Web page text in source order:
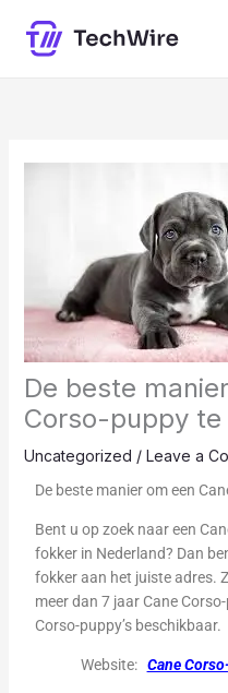
content
De beste
Corso-puppy te
Uncategorized / Leave a
De beste manier om een
Bent u op zoek naar een
fokker in Nederland? Dan
fokker aan het juiste adres.
meer dan 7 jaar Cane
Corso-puppy’s beschikbaar.
Website: Cane